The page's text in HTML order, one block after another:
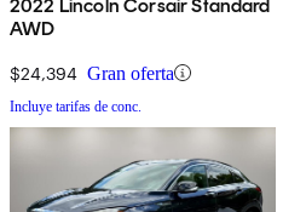
2022 Lincoln Corsair Standard
AWD
$24,394 Gran oferta
Incluye tarifas de conc.